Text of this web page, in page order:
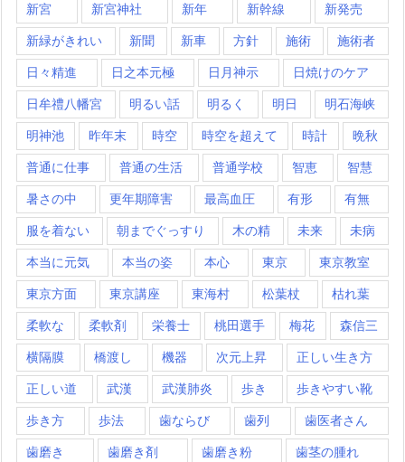
新宮 新宮神社 新年 新幹線 新発売
新緑がきれい 新聞 新車 方針 施術 施術者
日々精進 日之本元極 日月神示 日焼けのケア
日牟禮八幡宮 明るい話 明るく 明日 明石海峡
明神池 昨年末 時空 時空を超えて 時計 晩秋
普通に仕事 普通の生活 普通学校 智恵 智慧
暑さの中 更年期障害 最高血圧 有形 有無
服を着ない 朝までぐっすり 木の精 未来 未病
本当に元気 本当の姿 本心 東京 東京教室
東京方面 東京講座 東海村 松葉杖 枯れ葉
柔軟な 柔軟剤 栄養士 桃田選手 梅花 森信三
横隔膜 橋渡し 機器 次元上昇 正しい生き方
正しい道 武漢 武漢肺炎 歩き 歩きやすい靴
歩き方 歩法 歯ならび 歯列 歯医者さん
歯磨き 歯磨き剤 歯磨き粉 歯茎の腫れ